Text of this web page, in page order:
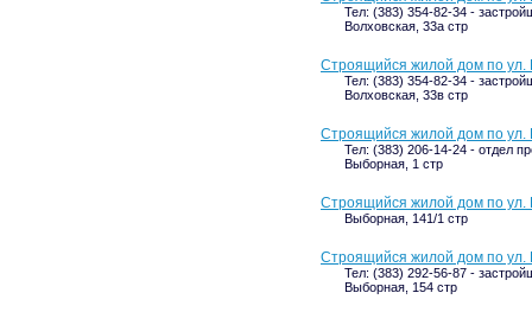
Тел: (383) 354-82-34 -
Волховская, 33а стр
Строящийся жилой дом по ул.
Тел: (383) 354-82-34 -
Волховская, 33в стр
Строящийся жилой дом по ул.
Тел: (383) 206-14-24 - отдел
Выборная, 1 стр
Строящийся жилой дом по ул.
Выборная, 141/1 стр
Строящийся жилой дом по ул.
Тел: (383) 292-56-87 -
Выборная, 154 стр